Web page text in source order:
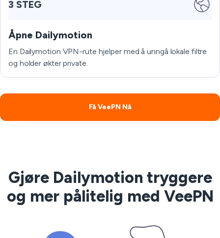
3 STEG
Åpne Dailymotion
En Dailymotion VPN-rute hjelper med å unngå lokale filtre
og holder økter private.
Få VeePN Nå
Gjøre Dailymotion tryggere
og mer pålitelig med VeePN